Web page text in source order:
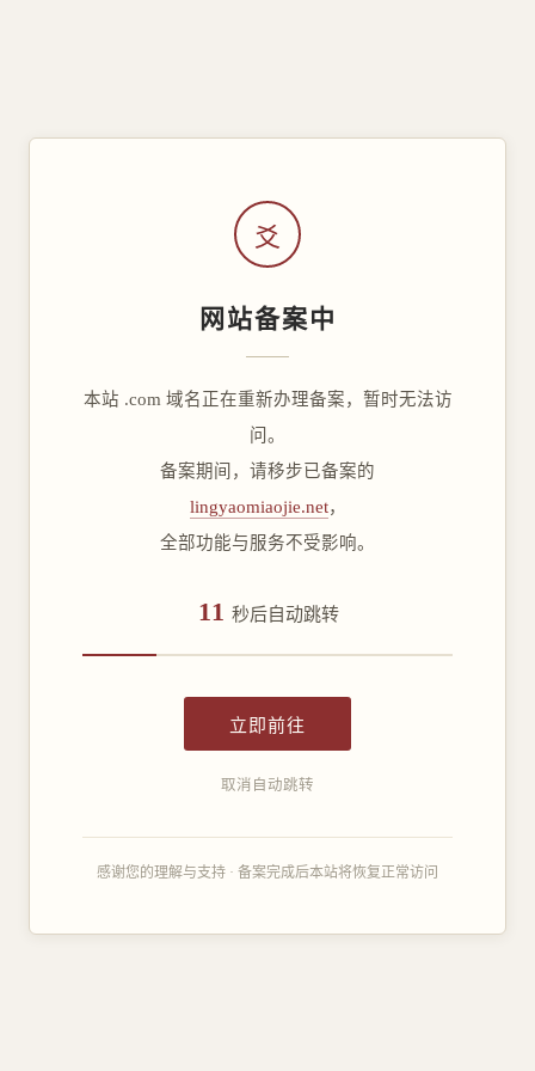
爻
网站备案中
本站 .com 域名正在重新办理备案，暂时无法访
问。
备案期间，请移步已备案的
lingyaomiaojie.net，
全部功能与服务不受影响。
11 秒后自动跳转
立即前往
取消自动跳转
感谢您的理解与支持 · 备案完成后本站将恢复正常访问